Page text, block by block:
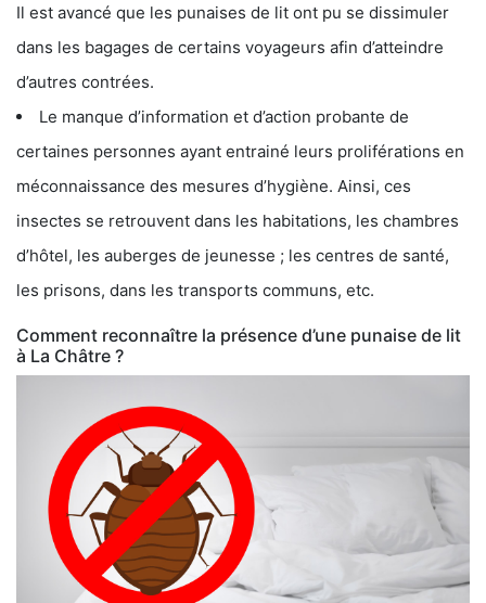
Il est avancé que les punaises de lit ont pu se dissimuler
dans les bagages de certains voyageurs afin d’atteindre
d’autres contrées.
Le manque d’information et d’action probante de
certaines personnes ayant entrainé leurs proliférations en
méconnaissance des mesures d’hygiène. Ainsi, ces
insectes se retrouvent dans les habitations, les chambres
d’hôtel, les auberges de jeunesse ; les centres de santé,
les prisons, dans les transports communs, etc.
Comment reconnaître la présence d’une punaise de lit
à La Châtre ?